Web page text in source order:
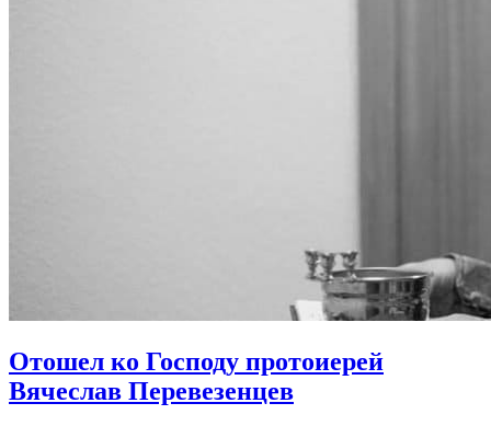
Отошел ко Господу протоиерей
Вячеслав Перевезенцев